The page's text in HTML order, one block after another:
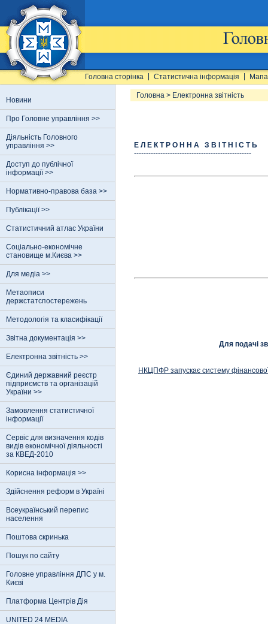
Головна сторінка Статистична інформація
Новини
Про Головне управління >>
Діяльність Головного
управління >>
Доступ до публічної
інформації >>
Нормативно-правова база >>
Публікації >>
Статистичний атлас України
Соціально-економічне
становище м.Києва >>
Для медіа >>
Метаописи
держстатспостережень
Методологія та класифікації
Звітна документація >>
Електронна звітність >>
Єдиний державний реєстр
пiдприємств та органiзацiй
України >>
Замовлення статистичної
інформації
Сервіс для визначення кодів
видів економічної діяльності
за КВЕД-2010
Корисна інформація >>
Здійснення реформ в Україні
Всеукраїнський перепис
населення
Поштова скринька
Пошук по сайту
Головне управління ДПС у м.
Києві
Платформа Центрів Дія
UNITED 24 MEDIA
Головна > Електронна звітність
Е Л Е К Т Р О Н Н А З В І Т Н І С Т Ь
-------------------------------------------------
Для подачі
НКЦПФР запускає систему